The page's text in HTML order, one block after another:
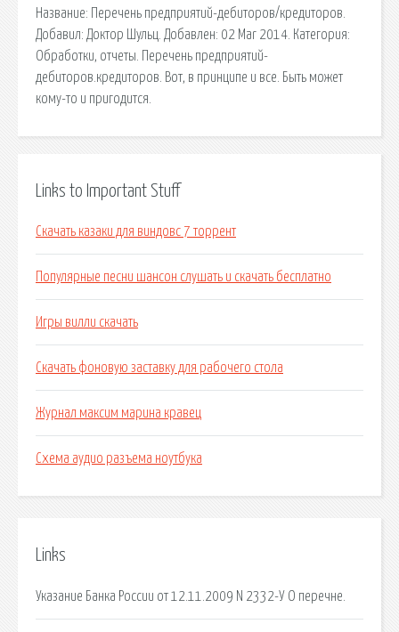
Название: Перечень предприятий-дебиторов/кредиторов.
Добавил: Доктор Шульц. Добавлен: 02 Mar 2014. Категория:
Обработки, отчеты. Перечень предприятий-
дебиторов.кредиторов. Вот, в принципе и все. Быть может
кому-то и пригодится.
Links to Important Stuff
Скачать казаки для виндовс 7 торрент
Популярные песни шансон слушать и скачать бесплатно
Игры вилли скачать
Скачать фоновую заставку для рабочего стола
Журнал максим марина кравец
Схема аудио разъема ноутбука
Links
Указание Банка России от 12.11.2009 N 2332-У О перечне.